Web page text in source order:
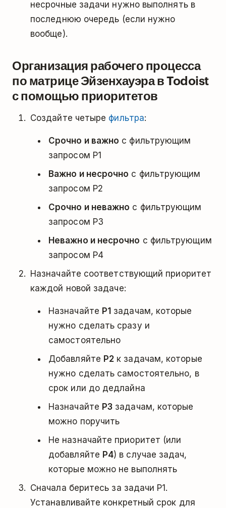
несрочные задачи нужно выполнять в
последнюю очередь (если нужно
вообще).
Организация рабочего процесса
по матрице Эйзенхауэра в Todoist
с помощью приоритетов
Создайте четыре фильтра:
Срочно и важно с фильтрующим
запросом P1
Важно и несрочно с фильтрующим
запросом P2
Срочно и неважно с фильтрующим
запросом P3
Неважно и несрочно с фильтрующим
запросом P4
Назначайте соответствующий приоритет
каждой новой задаче:
Назначайте P1 задачам, которые
нужно сделать сразу и
самостоятельно
Добавляйте P2 к задачам, которые
нужно сделать самостоятельно, в
срок или до дедлайна
Назначайте P3 задачам, которые
можно поручить
Не назначайте приоритет (или
добавляйте P4) в случае задач,
которые можно не выполнять
Сначала беритесь за задачи P1.
Устанавливайте конкретный срок для